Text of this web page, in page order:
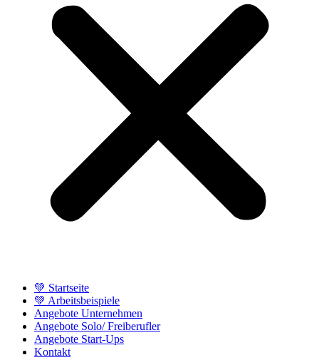
💚 Startseite
💚 Arbeitsbeispiele
Angebote Unternehmen
Angebote Solo/ Freiberufler
Angebote Start-Ups
Kontakt